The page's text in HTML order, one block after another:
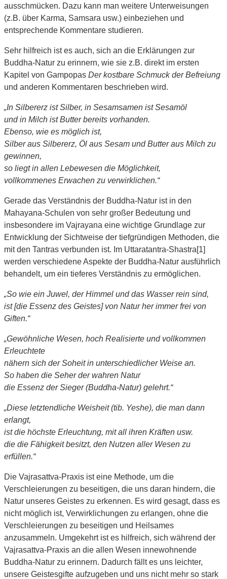
ausschmücken. Dazu kann man weitere Unterweisungen
(z.B. über Karma, Samsara usw.) einbeziehen und
entsprechende Kommentare studieren.
Sehr hilfreich ist es auch, sich an die Erklärungen zur
Buddha-Natur zu erinnern, wie sie z.B. direkt im ersten
Kapitel von Gampopas Der kostbare Schmuck der Befreiung
und anderen Kommentaren beschrieben wird.
„In Silbererz ist Silber, in Sesamsamen ist Sesamöl
und in Milch ist Butter bereits vorhanden.
Ebenso, wie es möglich ist,
Silber aus Silbererz, Öl aus Sesam und Butter aus Milch zu
gewinnen,
so liegt in allen Lebewesen die Möglichkeit,
vollkommenes Erwachen zu verwirklichen.“
Gerade das Verständnis der Buddha-Natur ist in den
Mahayana-Schulen von sehr großer Bedeutung und
insbesondere im Vajrayana eine wichtige Grundlage zur
Entwicklung der Sichtweise der tiefgründigen Methoden, die
mit den Tantras verbunden ist. Im Uttaratantra-Shastra[1]
werden verschiedene Aspekte der Buddha-Natur ausführlich
behandelt, um ein tieferes Verständnis zu ermöglichen.
„So wie ein Juwel, der Himmel und das Wasser rein sind,
ist [die Essenz des Geistes] von Natur her immer frei von
Giften.“
„Gewöhnliche Wesen, hoch Realisierte und vollkommen
Erleuchtete
nähern sich der Soheit in unterschiedlicher Weise an.
So haben die Seher der wahren Natur
die Essenz der Sieger (Buddha-Natur) gelehrt.“
„Diese letztendliche Weisheit (tib. Yeshe), die man dann
erlangt,
ist die höchste Erleuchtung, mit all ihren Kräften usw.
die die Fähigkeit besitzt, den Nutzen aller Wesen zu
erfüllen.“
Die Vajrasattva-Praxis ist eine Methode, um die
Verschleierungen zu beseitigen, die uns daran hindern, die
Natur unseres Geistes zu erkennen. Es wird gesagt, dass es
nicht möglich ist, Verwirklichungen zu erlangen, ohne die
Verschleierungen zu beseitigen und Heilsames
anzusammeln. Umgekehrt ist es hilfreich, sich während der
Vajrasattva-Praxis an die allen Wesen innewohnende
Buddha-Natur zu erinnern. Dadurch fällt es uns leichter,
unsere Geistesgifte aufzugeben und uns nicht mehr so stark